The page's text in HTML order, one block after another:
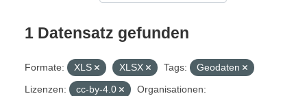
1 Datensatz gefunden
Formate: XLS XLSX Tags:
Geodaten
Lizenzen:
cc-by-4.0
Organisationen: